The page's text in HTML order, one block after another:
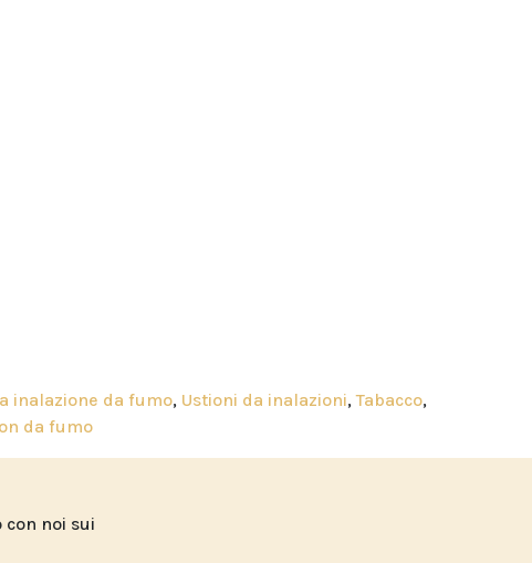
inalazione da fumo, Ustioni da inalazioni,Tabacco,
da fumo
noi sui